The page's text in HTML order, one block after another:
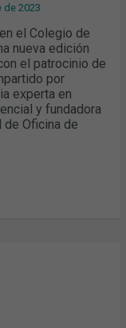
de 2023
el Colegio de
nueva edición
el patrocinio de
por
experta en
y fundadora
de Oficina de